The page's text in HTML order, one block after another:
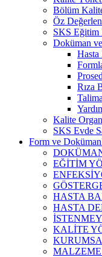
Bölüm
Öz
SKS Eğitim
Doküman
Hasta
Rıza
Kalite
SKS Evde
Form ve
EĞİTİM
HASTA
HASTA
KALİTE